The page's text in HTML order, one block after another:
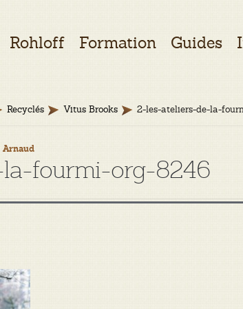
Rohloff Formation Guides
Recyclés Vitus Brooks 2-les-ateliers-de-la-
Arnaud
fourmi-org-8246